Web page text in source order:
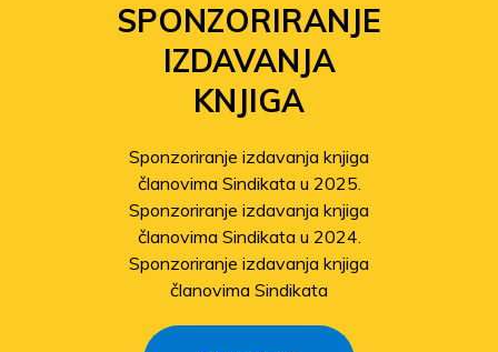
SPONZORIRANJE
IZDAVANJA
KNJIGA
Sponzoriranje izdavanja knjiga
članovima Sindikata u 2025.
Sponzoriranje izdavanja knjiga
članovima Sindikata u 2024.
Sponzoriranje izdavanja knjiga
članovima Sindikata